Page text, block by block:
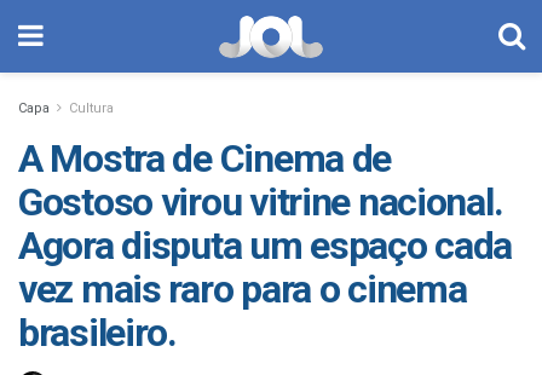
Capa Cultura
A Mostra de Cinema de
Gostoso virou vitrine nacional.
Agora disputa um espaço cada
vez mais raro para o cinema
brasileiro.